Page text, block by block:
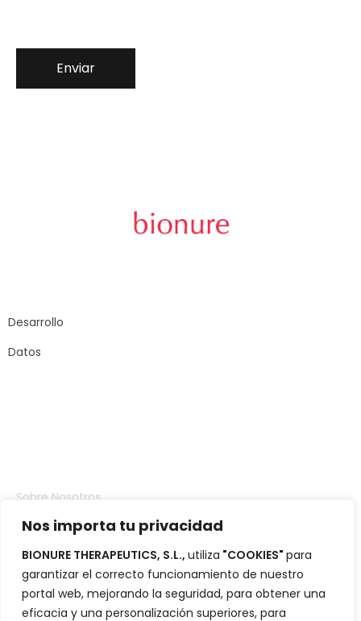
Nos importa tu privacidad
BIONURE THERAPEUTICS, S.L., utiliza "COOKIES" para
garantizar el correcto funcionamiento de nuestro
portal web, mejorando la seguridad, para obtener una
eficacia y una personalización superiores, para
Desarrollo
Datos
Sobre Nosotros
Inversores
Portafolio
Blog
Contacto